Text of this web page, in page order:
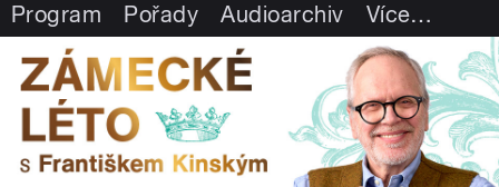
Program Pořady Audioarchiv Více…